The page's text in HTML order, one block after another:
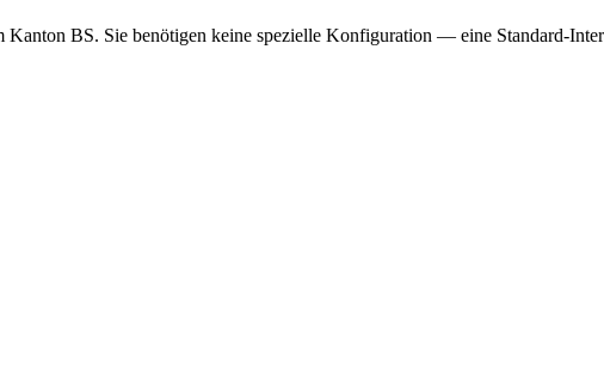
BS. Sie benötigen keine spezielle Konfiguration — eine Standard-